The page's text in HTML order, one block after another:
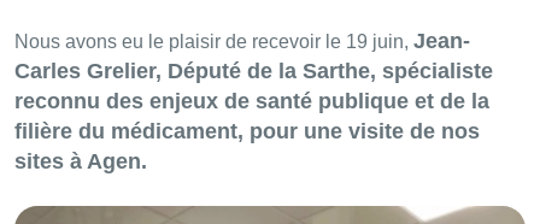
Nous avons eu le plaisir de recevoir le 19 juin, Jean-
Carles Grelier, Député de la Sarthe, spécialiste
reconnu des enjeux de santé publique et de la
filière du médicament, pour une visite de nos
sites à Agen.